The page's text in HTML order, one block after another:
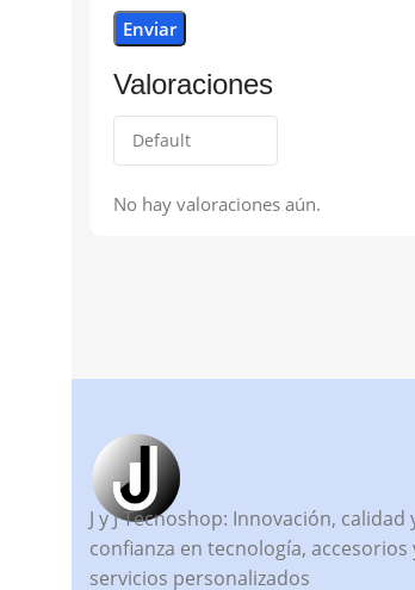
Valoraciones
No hay valoraciones aún.
J y J Tecnoshop: Innovación, calidad
confianza en tecnología, accesorios
servicios personalizados